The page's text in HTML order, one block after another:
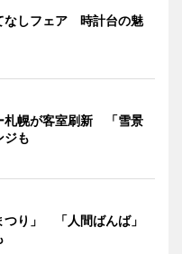
なしフェア 時計台の魅
札幌が客室刷新 「雪景
ジも
つり」 「人間ばんば」